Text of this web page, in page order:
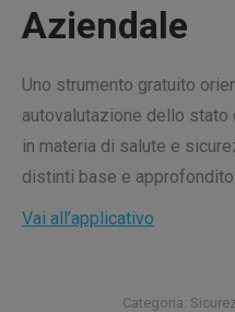
Aziendale
Uno strumento gratuito
autovalutazione dello
in materia di salute e
distinti base e approfondito.
Vai all’applicativo
Categoria: